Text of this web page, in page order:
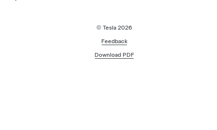
© Tesla 2026
Feedback
Download PDF